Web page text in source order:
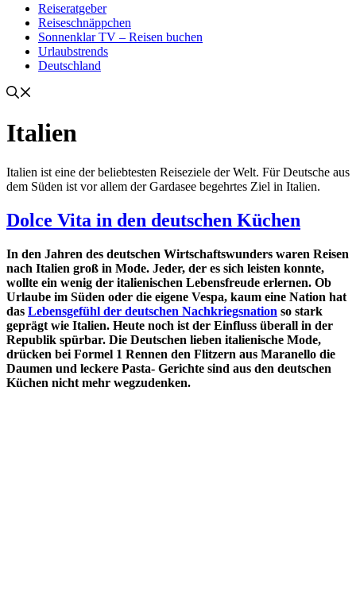
Reiseratgeber
Reiseschnäppchen
Sonnenklar TV – Reisen buchen
Urlaubstrends
Deutschland
Italien
Italien ist eine der beliebtesten Reiseziele der Welt. Für Deutsche aus
dem Süden ist vor allem der Gardasee begehrtes Ziel in Italien.
Dolce Vita in den deutschen Küchen
In den Jahren des deutschen Wirtschaftswunders waren Reisen
nach Italien groß in Mode. Jeder, der es sich leisten konnte,
wollte ein wenig der italienischen Lebensfreude erlernen. Ob
Urlaube im Süden oder die eigene Vespa, kaum eine Nation hat
das Lebensgefühl der deutschen Nachkriegsnation so stark
geprägt wie Italien. Heute noch ist der Einfluss überall in der
Republik spürbar. Die Deutschen lieben italienische Mode,
drücken bei Formel 1 Rennen den Flitzern aus Maranello die
Daumen und leckere Pasta- Gerichte sind aus den deutschen
Küchen nicht mehr wegzudenken.